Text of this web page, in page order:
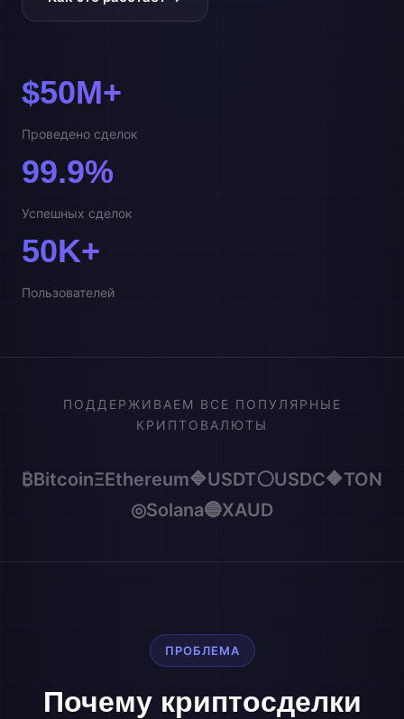
$50M+
Проведено сделок
99.9%
Успешных сделок
50K+
Пользователей
ПОДДЕРЖИВАЕМ ВСЕ ПОПУЛЯРНЫЕ
КРИПТОВАЛЮТЫ
₿BitcoinΞEthereum🔷USDT⚪USDC🔶TON
◎Solana🔵XAUD
ПРОБЛЕМА
Почему криптосделки